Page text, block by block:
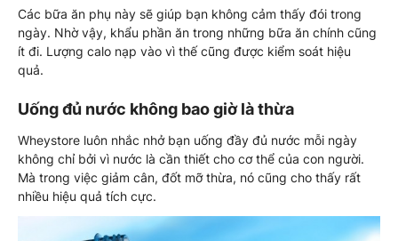
Các bữa ăn phụ này sẽ giúp bạn không cảm thấy đói trong
ngày. Nhờ vậy, khẩu phần ăn trong những bữa ăn chính cũng
ít đi. Lượng calo nạp vào vì thế cũng được kiểm soát hiệu
quả.
Uống đủ nước không bao giờ là thừa
Wheystore luôn nhắc nhở bạn uống đầy đủ nước mỗi ngày
không chỉ bởi vì nước là cần thiết cho cơ thể của con người.
Mà trong việc giảm cân, đốt mỡ thừa, nó cũng cho thấy rất
nhiều hiệu quả tích cực.